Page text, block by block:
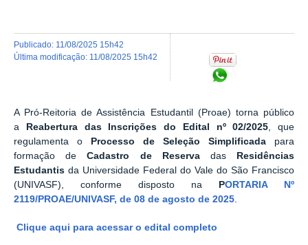
publicado: 11/08/2025 15h42
última modificação: 11/08/2025 15h42
A Pró-Reitoria de Assistência Estudantil (Proae) torna público
a
Reabertura das Inscrições do Edital nº 02/2025 , que
regulamenta o
Processo de Seleção Simplificada para
formação deCadastro de Reservadas
Residências
Estudantis da Universidade Federal do Vale do São Francisco
(UNIVASF), conforme disposto na
PORTARIA Nº
2119/PROAE/UNIVASF, de 08 de agosto de 2025
Clique aqui para acessar o edital completo